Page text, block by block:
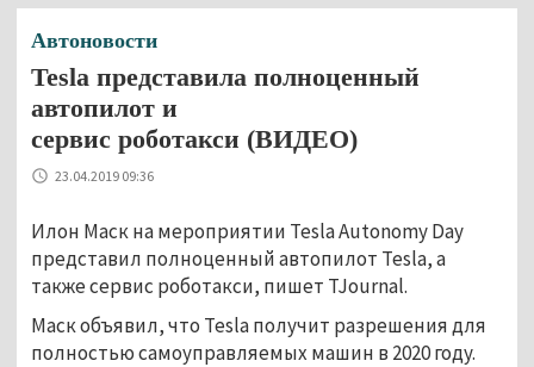
Автоновости
Tesla представила полноценный
автопилот и
сервис роботакси (ВИДЕО)
23.04.2019 09:36
Илон Маск на мероприятии Tesla Autonomy Day
представил полноценный автопилот Tesla, а
также сервис роботакси, пишет TJournal.
Маск объявил, что Tesla получит разрешения для
полностью самоуправляемых машин в 2020 году.